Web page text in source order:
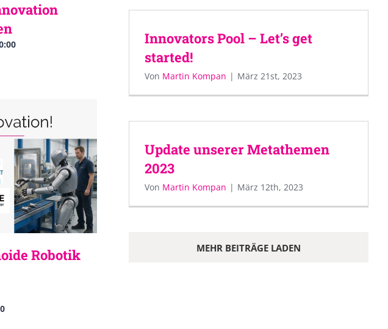
Robotik
Innovators Pool – Let’s get
started!
Von Martin Kompan | März 21st, 2023
Update unserer Metathemen
2023
Von Martin Kompan | März 12th, 2023
MEHR BEITRÄGE LADEN